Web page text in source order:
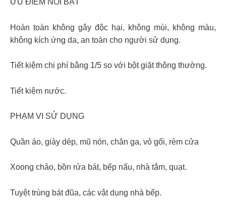
ƯU ĐIỂM NỔI BẬT
Hoàn toàn không gây độc hại, không mùi, không màu,
không kích ứng da, an toàn cho người sử dụng.
Tiết kiệm chi phí bằng 1/5 so với bột giặt thông thường.
Tiết kiệm nước.
PHẠM VI SỬ DỤNG
Quần áo, giày dép, mũ nón, chăn ga, vỏ gối, rèm cửa
Xoong chảo, bồn rửa bát, bếp nấu, nhà tắm, quạt.
Tuyệt trùng bát đũa, các vật dụng nhà bếp.